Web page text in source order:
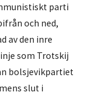
parti
och ned,
av den inre
som Trotskij
bolsjevikpartiet
slut i